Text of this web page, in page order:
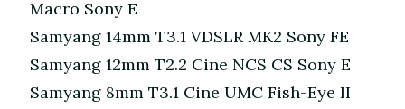
Macro Sony E
Samyang 14mm T3.1 VDSLR MK2 Sony FE
Samyang 12mm T2.2 Cine NCS CS Sony E
Samyang 8mm T3.1 Cine UMC Fish-Eye II